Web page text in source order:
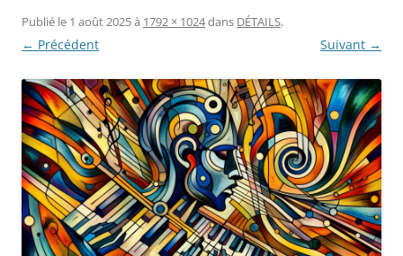
Publié le 1 août 2025à 1792 × 1024dans DÉTAILS.
← Précédent Suivant →